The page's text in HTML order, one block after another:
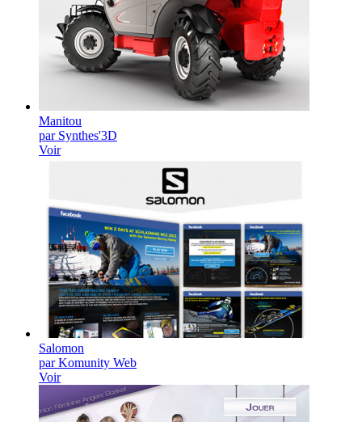
Manitou
par Synthes'3D
Voir
Salomon
par Komunity Web
Voir